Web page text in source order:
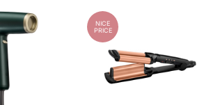
NICE
PRICE